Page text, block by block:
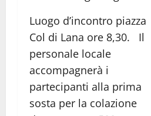
Luogo d’incontro piazza
Col di Lana ore 8,30. Il
personale locale
accompagnerà i
partecipanti alla prima
sosta per la colazione